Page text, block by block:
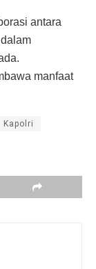
antara
manfaat
Kapolri